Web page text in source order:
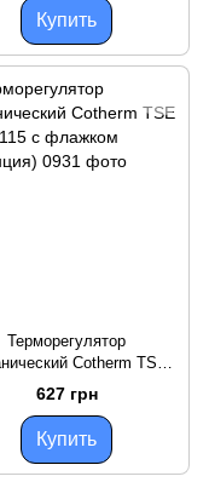
(OASIS)
Купить
Терморегулятор
Cotherm TSE
16A T115 с флажком
(Франция)
627 грн
Купить